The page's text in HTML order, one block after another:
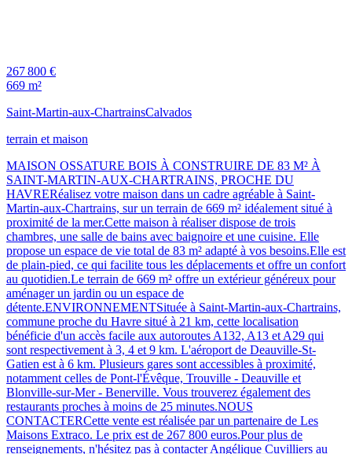
267 800 €
669 m²
Saint-Martin-aux-ChartrainsCalvados
terrain et maison
MAISON OSSATURE BOIS À CONSTRUIRE DE 83 M² À
SAINT-MARTIN-AUX-CHARTRAINS, PROCHE DU
HAVRERéalisez votre maison dans un cadre agréable à Saint-
Martin-aux-Chartrains, sur un terrain de 669 m² idéalement situé à
proximité de la mer.Cette maison à réaliser dispose de trois
chambres, une salle de bains avec baignoire et une cuisine. Elle
propose un espace de vie total de 83 m² adapté à vos besoins.Elle est
de plain-pied, ce qui facilite tous les déplacements et offre un confort
au quotidien.Le terrain de 669 m² offre un extérieur généreux pour
aménager un jardin ou un espace de
détente.ENVIRONNEMENTSituée à Saint-Martin-aux-Chartrains,
commune proche du Havre situé à 21 km, cette localisation
bénéficie d'un accès facile aux autoroutes A132, A13 et A29 qui
sont respectivement à 3, 4 et 9 km. L'aéroport de Deauville-St-
Gatien est à 6 km. Plusieurs gares sont accessibles à proximité,
notamment celles de Pont-l'Évêque, Trouville - Deauville et
Blonville-sur-Mer - Benerville. Vous trouverez également des
restaurants proches à moins de 25 minutes.NOUS
CONTACTERCette vente est réalisée par un partenaire de Les
Maisons Extraco. Le prix est de 267 800 euros.Pour plus de
renseignements, n'hésitez pas à contacter Angélique Cuvilliers au